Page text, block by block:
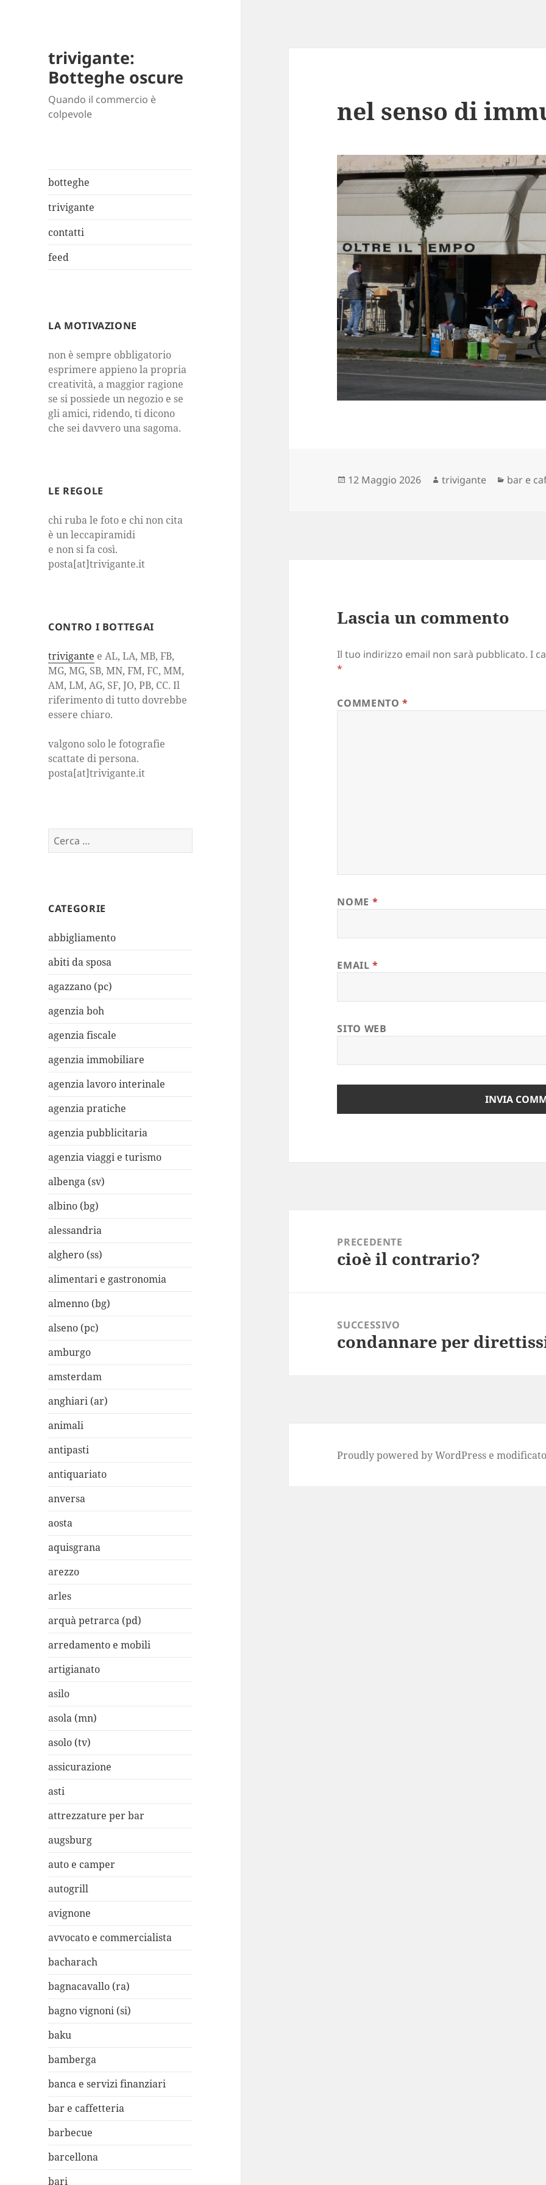
trivigante:
Botteghe oscure
Quando il commercio è
colpevole
botteghe
trivigante
contatti
feed
LA MOTIVAZIONE
non è sempre obbligatorio
esprimere appieno la propria
creatività, a maggior ragione
se si possiede un negozio e se
gli amici, ridendo, ti dicono
che sei davvero una sagoma.
LE REGOLE
chi ruba le foto e chi non cita
è un leccapiramidi
e non si fa così.
posta[at]trivigante.it
CONTRO I BOTTEGAI
trivigante e AL, LA, MB, FB,
MG, MG, SB, MN, FM, FC, MM,
AM, LM, AG, SF, JO, PB, CC. Il
riferimento di tutto dovrebbe
essere chiaro.
valgono solo le fotografie
scattate di persona.
posta[at]trivigante.it
Ricerca
per:
CATEGORIE
abbigliamento
abiti da sposa
agazzano (pc)
agenzia boh
agenzia fiscale
agenzia immobiliare
agenzia lavoro interinale
agenzia pratiche
agenzia pubblicitaria
agenzia viaggi e turismo
albenga (sv)
albino (bg)
alessandria
alghero (ss)
alimentari e gastronomia
almenno (bg)
alseno (pc)
amburgo
amsterdam
anghiari (ar)
animali
antipasti
antiquariato
anversa
aosta
aquisgrana
arezzo
arles
arquà petrarca (pd)
arredamento e mobili
artigianato
asilo
asola (mn)
asolo (tv)
assicurazione
asti
attrezzature per bar
augsburg
auto e camper
autogrill
avignone
avvocato e commercialista
bacharach
bagnacavallo (ra)
bagno vignoni (si)
baku
bamberga
banca e servizi finanziari
bar e caffetteria
barbecue
barcellona
bari
nel senso di
Scritto
12 Maggio 2026 Autore
trivigante bar e
Lascia un commento
Il tuo indirizzo email non sarà pubblicato. I
*
COMMENTO*
NOME *
EMAIL*
SITO WEB
PRECEDENTE
Articolo
cioè il contrario?
SUCCESSIVO
Articolo
condannare per
Proudly powered by WordPress e